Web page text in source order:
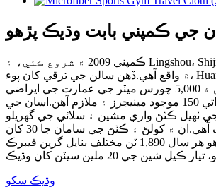
جي ڪمپني بابت وڌيڪ پڙهو
ڪمپني 2009 ۾ شروع ڪئي، ۽ Lingshou، Shijiazhuang شهر، چين
۾ واقع آهي.ڏهن سالن جي ترقي کان پوء، Huanyang 10,000 چورس
ميٽر جي ايراضي ۽ 5,000 چورس ميٽر جي عمارت جي ايراضي
قائم ڪئي آهي.اتي 150 موجود مينيجرز ۽ ملازم آهن.اسان جي
جي ٺهيل ڪٽڻ واري مشين ۽ سلائي جي گهريلو
سطح جي معروف آهي.ان ۾ کولڻ ۽ ڪٽڻ جي سامان جا 30 کان
وڌيڪ سيٽ آهن.اهو هر سال 1,890 ٽن مختلف بنايل گرين فيبرڪ
وڌيڪ سکو